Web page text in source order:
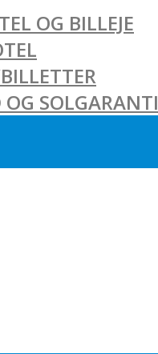
OG BILLEJE
OG SOLGARANTI